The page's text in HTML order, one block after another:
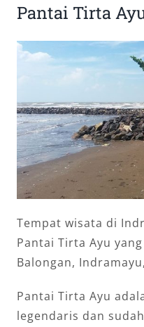
Pantai Tirta
Tempat wisata di
Pantai Tirta Ayu
Balongan,
Pantai Tirta Ayu
legendaris dan